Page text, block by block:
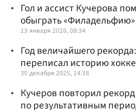
Гол и ассист Кучерова
обыграть «Филадельфию»
13 января 2026, 08:34
Год величайшего
переписал историю
30 декабря 2025, 14:38
Кучеров повторил
по результативным